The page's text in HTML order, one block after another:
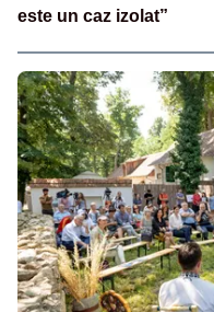
este un caz izolat”